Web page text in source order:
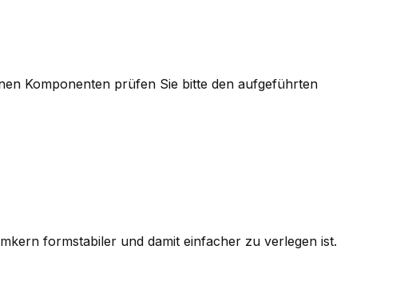
Komponenten prüfen Sie bitte den aufgeführten
formstabiler und damit einfacher zu verlegen ist.